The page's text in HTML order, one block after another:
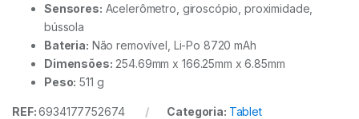
Sensores: Acelerômetro, giroscópio, proximidade,
bússola
Bateria: Não removível, Li-Po 8720 mAh
Dimensões: 254.69mm x 166.25mm x 6.85mm
Peso: 511 g
REF:6934177752674 Categoria: Tablet